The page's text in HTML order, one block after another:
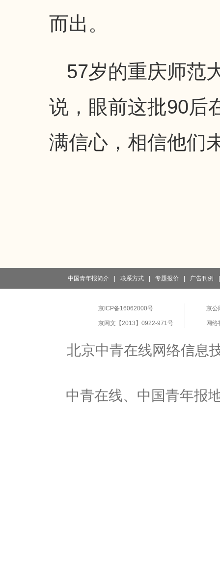
而出。
57岁的重庆师范
说，眼前这批90后
满信心，相信他们
中国青年报简介 | 联系方式 | 专题报价 | 广告刊例 |
京ICP备16062000号
京网文【2013】0922-971号
京公
网络
北京中青在线网络信息
中青在线、中国青年报